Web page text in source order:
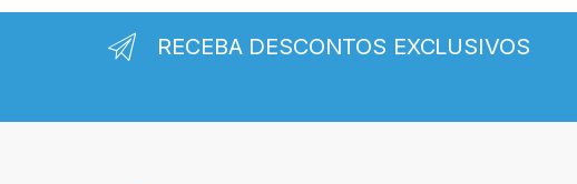
RECEBA DESCONTOS EXCLUSIVOS